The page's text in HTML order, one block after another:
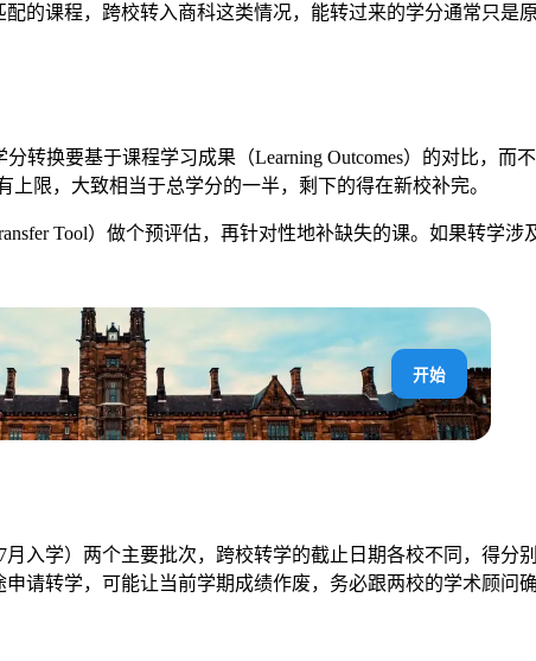
的课程，跨校转入商科这类情况，能转过来的学分通常只是
换要基于课程学习成果（Learning Outcomes）的对比，而
限，大致相当于总学分的一半，剩下的得在新校补完。
Tool）做个预评估，再针对性地补缺失的课。如果转学
开始
入学）两个主要批次，跨校转学的截止日期各校不同，得分
请转学，可能让当前学期成绩作废，务必跟两校的学术顾问